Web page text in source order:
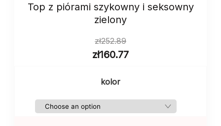
Top z piórami szykowny i seksowny
zielony
zł252.89
zł160.77
kolor